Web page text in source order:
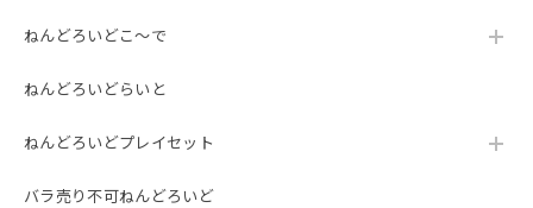
ねんどろいどこ～で
ねんどろいどらいと
ねんどろいどプレイセット
バラ売り不可ねんどろいど